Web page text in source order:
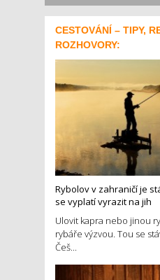
CESTOVÁNÍ – TIPY,
ROZHOVORY:
Rybolov v zahraničí je
se vyplatí vyrazit na jih
Ulovit kapra nebo jinou
rybáře výzvou. Tou se
Češ...